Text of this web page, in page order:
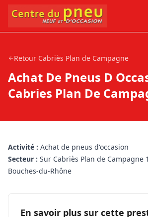
Retour Cabriès Plan de Campagne
Achat De Pneus D
Cabries Plan De
Activité : Achat de pneus d'occasion
Secteur : Sur Cabriès Plan de Campagne
Bouches-du-Rhône
En savoir plus sur cette